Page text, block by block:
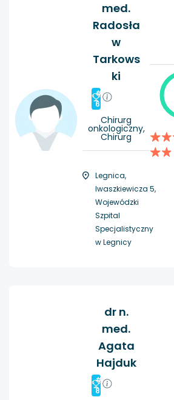
med.
Radosła
w
Tarkows
ki
#
6
Chirurg
onkologiczny,
Chirurg
Legnica,
Iwaszkiewicza 5,
Wojewódzki
Szpital
Specjalistyczny
w Legnicy
dr n.
med.
Agata
Hajduk
#
8